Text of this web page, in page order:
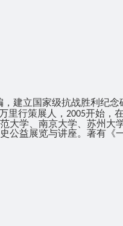
建立国家级抗战胜利纪念
里行策展人， 2005开始，
大学、南京大学、苏州大
公益展览与讲座。著有《